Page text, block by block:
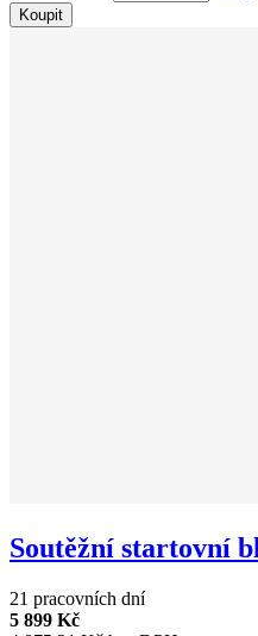
Koupit
Soutěžní startovní
21 pracovních dní
5 899 Kč